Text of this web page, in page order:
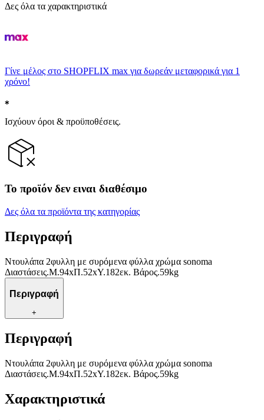
Δες όλα τα χαρακτηριστικά
Γίνε μέλος στο SHOPFLIX max για δωρεάν μεταφορικά για 1
χρόνο!
Ισχύουν όροι & προϋποθέσεις.
Το προϊόν δεν ειναι διαθέσιμο
Δες όλα τα προϊόντα της κατηγορίας
Περιγραφή
Ντουλάπα 2φυλλη με συρόμενα φύλλα χρώμα sonoma
Διαστάσεις.Μ.94xΠ.52xΥ.182εκ. Βάρος.59kg
Περιγραφή
+
Περιγραφή
Ντουλάπα 2φυλλη με συρόμενα φύλλα χρώμα sonoma
Διαστάσεις.Μ.94xΠ.52xΥ.182εκ. Βάρος.59kg
Χαρακτηριστικά